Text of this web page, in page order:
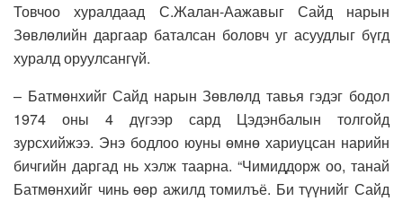
Товчоо хуралдаад С.Жалан-Аажавыг Сайд нарын
Зөвлөлийн даргаар баталсан боловч уг асуудлыг бүгд
хуралд оруулсангүй.
– Батмөнхийг Сайд нарын Зөвлөлд тавья гэдэг бодол
1974 оны 4 дүгээр сард Цэдэнбалын толгойд
зурсхийжээ. Энэ бодлоо юуны өмнө хариуцсан нарийн
бичгийн даргад нь хэлж таарна. “Чимиддорж оо, танай
Батмөнхийг чинь өөр ажилд томилъё. Би түүнийг Сайд